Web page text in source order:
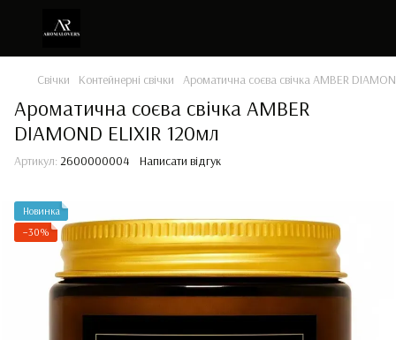
Свічки Контейнерні свічки Ароматична соєва свічка AMBER
Ароматична соєва свічка AMBER
DIAMOND ELIXIR 120мл
Артикул: 2600000004 Написати відгук
Новинка
−30%